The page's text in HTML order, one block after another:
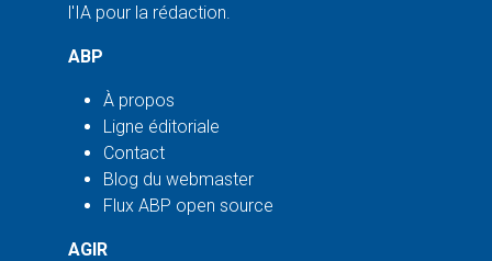
l'IA pour la rédaction.
ABP
À propos
Ligne éditoriale
Contact
Blog du webmaster
Flux ABP open source
AGIR